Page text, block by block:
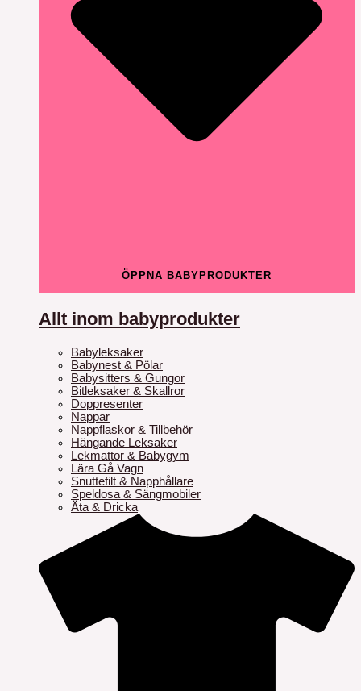
ÖPPNA BABYPRODUKTER
Allt inom babyprodukter
Babyleksaker
Babynest & Pölar
Babysitters & Gungor
Bitleksaker & Skallror
Doppresenter
Nappar
Nappflaskor & Tillbehör
Hängande Leksaker
Lekmattor & Babygym
Lära Gå Vagn
Snuttefilt & Napphållare
Speldosa & Sängmobiler
Äta & Dricka